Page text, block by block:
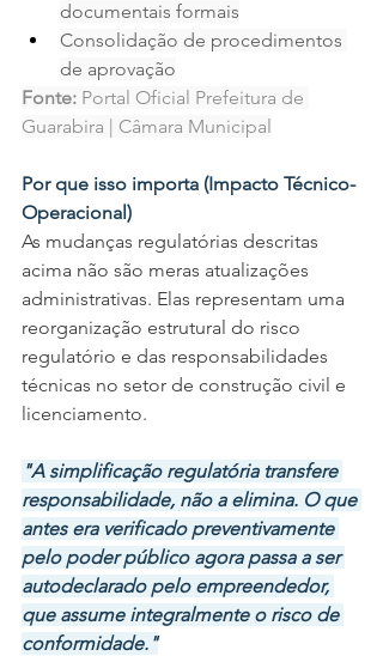
documentais formais
Consolidação de procedimentos
de aprovação
Fonte: Portal Oficial Prefeitura de
Guarabira | Câmara Municipal
Por que isso importa (Impacto Técnico-
Operacional)
As mudanças regulatórias descritas
acima não são meras atualizações
administrativas. Elas representam uma
reorganização estrutural do risco
regulatório e das responsabilidades
técnicas no setor de construção civil e
licenciamento.
"A simplificação regulatória transfere
responsabilidade, não a elimina. O que
antes era verificado preventivamente
pelo poder público agora passa a ser
autodeclarado pelo empreendedor,
que assume integralmente o risco de
conformidade."